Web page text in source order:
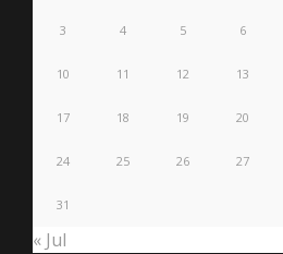
3 4 5 6
10 11 12 13
17 18 19 20
24 25 26 27
31
« Jul